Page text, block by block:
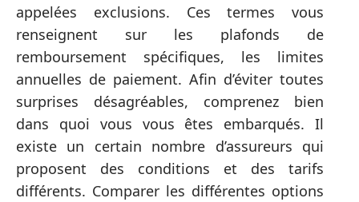
appelées exclusions. Ces termes vous
renseignent sur les plafonds de
remboursement spécifiques, les limites
annuelles de paiement. Afin d’éviter toutes
surprises désagréables, comprenez bien
dans quoi vous vous êtes embarqués. Il
existe un certain nombre d’assureurs qui
proposent des conditions et des tarifs
différents. Comparer les différentes options